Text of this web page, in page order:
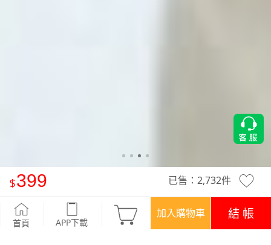
首頁 APP下載
加入購物車 結 帳
399 已售： 2,732件
Airyn 透氣網紗美背後扣式高強度運動內衣